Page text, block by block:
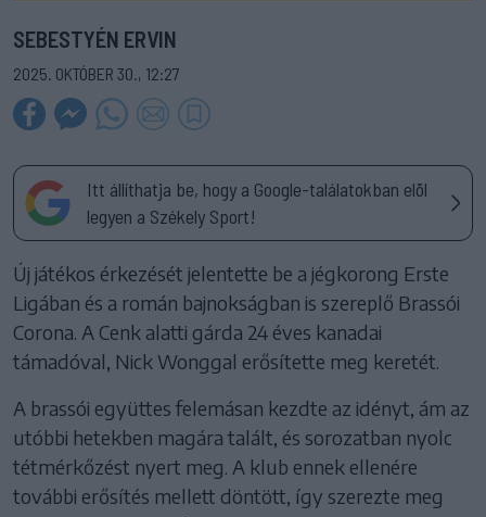
SEBESTYÉN ERVIN
2025. OKTÓBER 30., 12:27
Itt állíthatja be, hogy a Google-találatokban elöl
legyen a Székely Sport!
Új játékos érkezését jelentette be a jégkorong Erste
Ligában és a román bajnokságban is szereplő Brassói
Corona. A Cenk alatti gárda 24 éves kanadai
támadóval, Nick Wonggal erősítette meg keretét.
A brassói együttes felemásan kezdte az idényt, ám az
utóbbi hetekben magára talált, és sorozatban nyolc
tétmérkőzést nyert meg. A klub ennek ellenére
további erősítés mellett döntött, így szerezte meg